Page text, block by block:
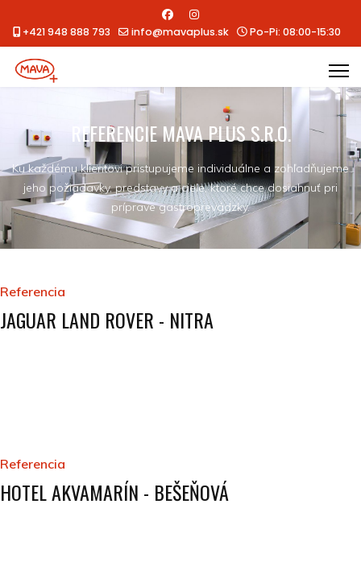
+421 948 888 793 info@mavaplus.sk Po-Pi: 08:00-15:30
REFERENCIE MAVA PLUS S.R.O.
Ku každému klientovi pristupujeme individuálne a zohľadňujeme
jeho požiadavky, predstavy a ciele, ktoré chce dosiahnuť pri
príprave gastroprevádzky.
Referencia
JAGUAR LAND ROVER - NITRA
Referencia
HOTEL AKVAMARÍN - BEŠEŇOVÁ